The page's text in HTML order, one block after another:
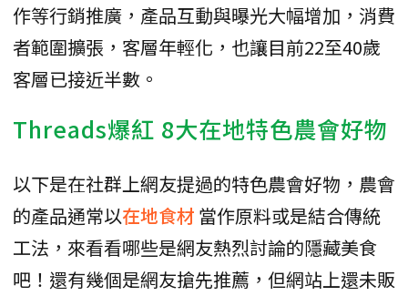
作等行銷推廣，產品互動與曝光大幅增加，消費
者範圍擴張，客層年輕化，也讓目前22至40歲
客層已接近半數。
Threads爆紅 8大在地特色農會好物
以下是在社群上網友提過的特色農會好物，農會
的產品通常以在地食材 當作原料或是結合傳統
工法，來看看哪些是網友熱烈討論的隱藏美食
吧！還有幾個是網友搶先推薦，但網站上還未販